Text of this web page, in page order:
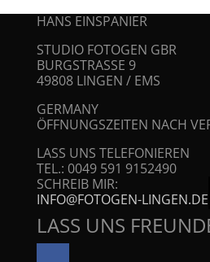
HANS EINSPANIER
STUDIO FOTOGEN GBR
BURGSTRASSE 9
49808 LINGEN / EMS
GERMANY
ÖFFNUNGSZEITEN NACH
LASS UNS TELEFONIEREN
TEL.: 0049 591 9152490
SCHREIB MIR:
INFO@FOTOGEN-LINGEN.DE
LASS UNS
FACEBOOK